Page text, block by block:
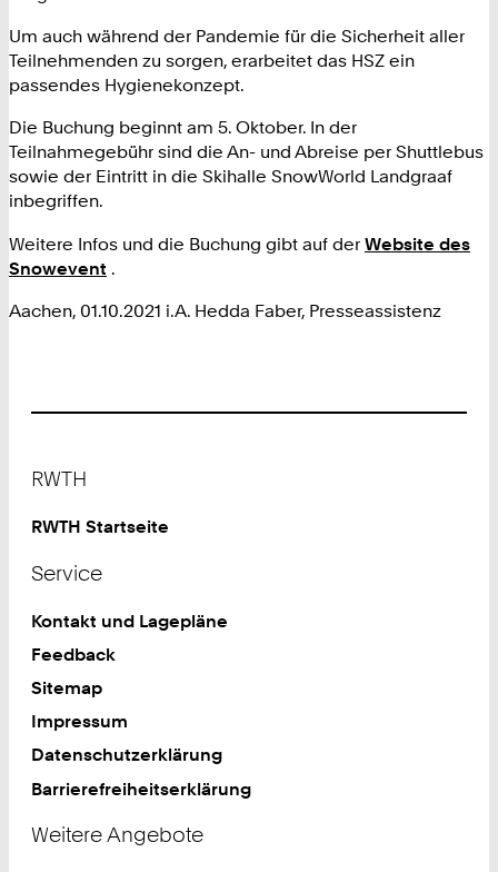
Um auch während der Pandemie für die Sicherheit aller
Teilnehmenden zu sorgen, erarbeitet das HSZ ein
passendes Hygienekonzept.
Die Buchung beginnt am 5. Oktober. In der
Teilnahmegebühr sind die An- und Abreise per Shuttlebus
sowie der Eintritt in die Skihalle SnowWorld Landgraaf
inbegriffen.
Weitere Infos und die Buchung gibt auf der Website des
Snowevent .
Aachen, 01.10.2021 i.A. Hedda Faber, Presseassistenz
RWTH
RWTH Startseite
Service
Kontakt und Lagepläne
Feedback
Sitemap
Impressum
Datenschutzerklärung
Barrierefreiheitserklärung
Weitere Angebote